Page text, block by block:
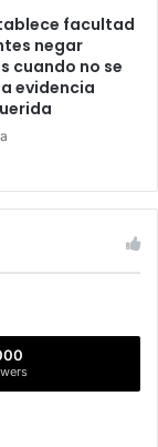
facultad
negar
cuando no se
evidencia